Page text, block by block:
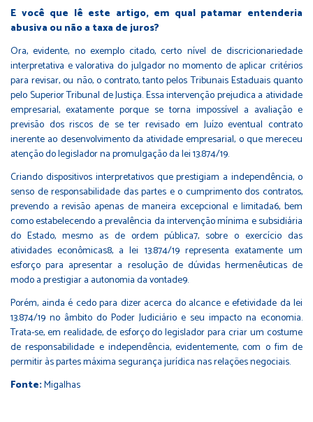
E você que lê este artigo, em qual patamar entenderia
abusiva ou não a taxa de juros?
Ora, evidente, no exemplo citado, certo nível de discricionariedade
interpretativa e valorativa do julgador no momento de aplicar critérios
para revisar, ou não, o contrato, tanto pelos Tribunais Estaduais quanto
pelo Superior Tribunal de Justiça. Essa intervenção prejudica a atividade
empresarial, exatamente porque se torna impossível a avaliação e
previsão dos riscos de se ter revisado em Juízo eventual contrato
inerente ao desenvolvimento da atividade empresarial, o que mereceu
atenção do legislador na promulgação da lei 13.874/19.
Criando dispositivos interpretativos que prestigiam a independência, o
senso de responsabilidade das partes e o cumprimento dos contratos,
prevendo a revisão apenas de maneira excepcional e limitada6, bem
como estabelecendo a prevalência da intervenção mínima e subsidiária
do Estado, mesmo as de ordem pública7, sobre o exercício das
atividades econômicas8, a lei 13.874/19 representa exatamente um
esforço para apresentar a resolução de dúvidas hermenêuticas de
modo a prestigiar a autonomia da vontade9.
Porém, ainda é cedo para dizer acerca do alcance e efetividade da lei
13.874/19 no âmbito do Poder Judiciário e seu impacto na economia.
Trata-se, em realidade, de esforço do legislador para criar um costume
de responsabilidade e independência, evidentemente, com o fim de
permitir às partes máxima segurança jurídica nas relações negociais.
Fonte:Migalhas